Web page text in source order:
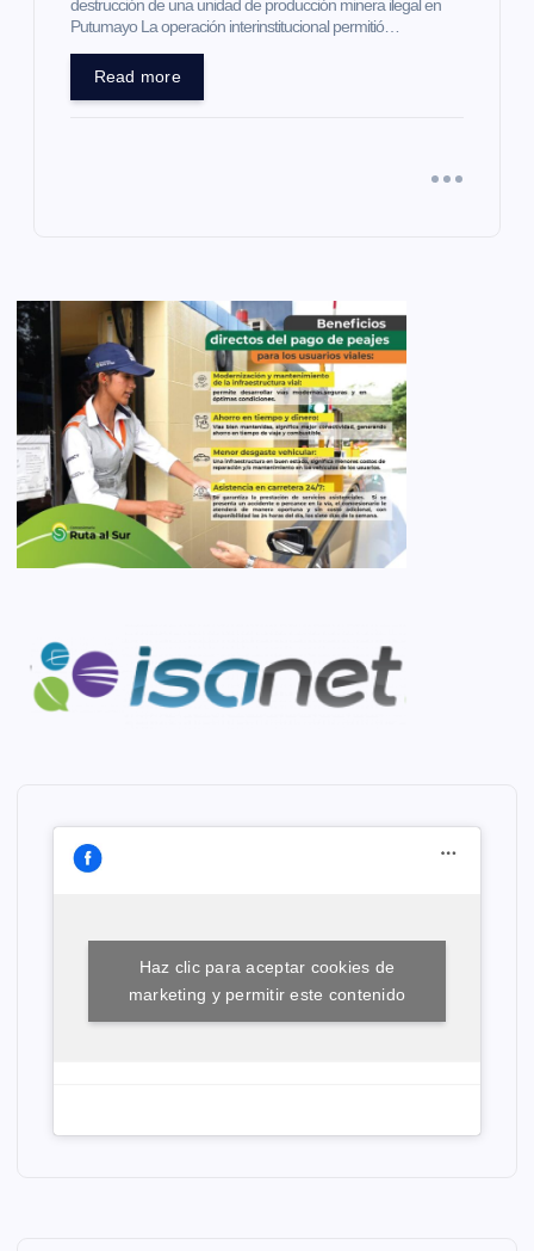
destrucción de una unidad de producción minera ilegal en
Putumayo La operación interinstitucional permitió…
Read more
Haz clic para aceptar cookies de
marketing y permitir este contenido